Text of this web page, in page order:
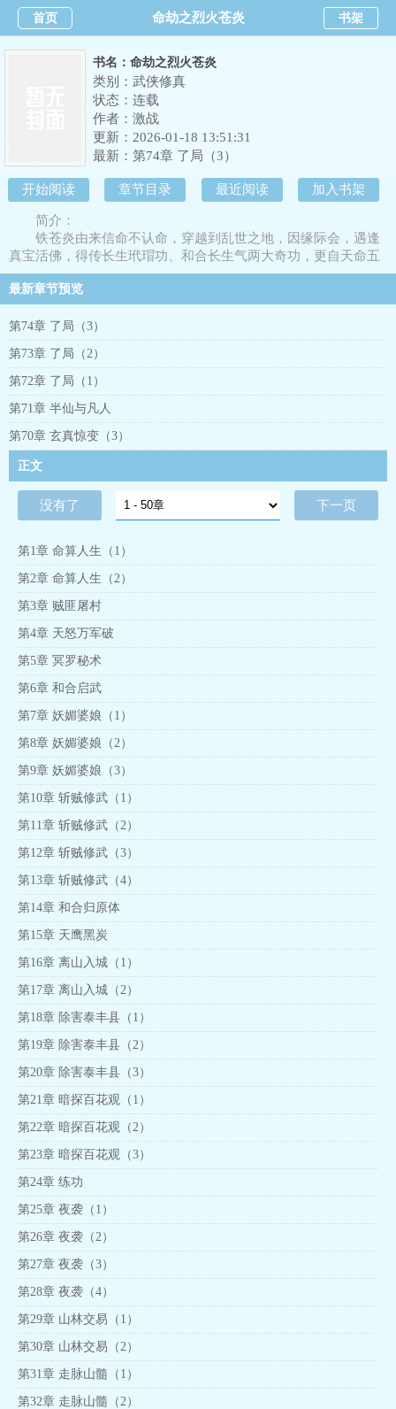
首页 命劫之烈火苍炎 书架
书名：命劫之烈火苍炎
类别：武侠修真
状态：连载
作者： 激战
更新：2026-01-18 13:51:31
最新： 第74章 了局（3）
开始阅读 章节目录 最近阅读 加入书架
简介：
铁苍炎由来信命不认命，穿越到乱世之地，因缘际会，遇逢
真宝活佛，得传长生玳瑁功、和合长生气两大奇功，更自天命五
王晶中得到四百年前江湖第一奇人天命老人遗给后世的无上秘典
天命七情。贼匪横行、豺狼当道，人命如草芥，铁苍炎握紧手中
刀，沸腾一腔热血。伏天鹰、降骏马、斩邪狂、收美人，带着兄
弟砍天砍地砍皇帝，横扫天下。人定胜天，无畏向前。高武世
界。
最新章节预览
第74章 了局（3）
第73章 了局（2）
第72章 了局（1）
第71章 半仙与凡人
第70章 玄真惊变（3）
正文
没有了 下一页
第1章 命算人生（1）
第2章 命算人生（2）
第3章 贼匪屠村
第4章 天怒万军破
第5章 冥罗秘术
第6章 和合启武
第7章 妖媚婆娘（1）
第8章 妖媚婆娘（2）
第9章 妖媚婆娘（3）
第10章 斩贼修武（1）
第11章 斩贼修武（2）
第12章 斩贼修武（3）
第13章 斩贼修武（4）
第14章 和合归原体
第15章 天鹰黑炭
第16章 离山入城（1）
第17章 离山入城（2）
第18章 除害泰丰县（1）
第19章 除害泰丰县（2）
第20章 除害泰丰县（3）
第21章 暗探百花观（1）
第22章 暗探百花观（2）
第23章 暗探百花观（3）
第24章 练功
第25章 夜袭（1）
第26章 夜袭（2）
第27章 夜袭（3）
第28章 夜袭（4）
第29章 山林交易（1）
第30章 山林交易（2）
第31章 走脉山髓（1）
第32章 走脉山髓（2）